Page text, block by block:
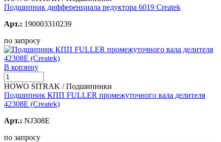
Подшипник дифференциала редуктора 6019 Createk
Арт.: 190003310239
по запросу
В корзину
HOWO SITRAK / Подшипники
Подшипник КПП FULLER промежуточного вала делителя
42308E (Createk)
Арт.: NJ308E
по запросу